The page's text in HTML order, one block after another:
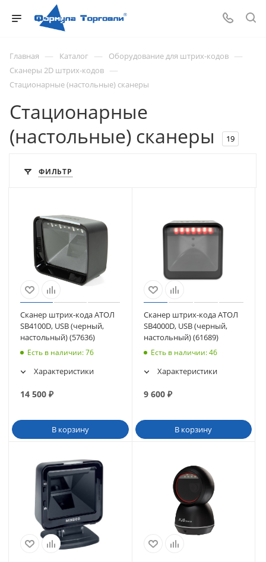
Главная — Каталог — Оборудование для штрих-кодов —
Сканеры 2D штрих-кодов —
Стационарные (настольные) сканеры
Стационарные
(настольные) сканеры
19
ФИЛЬТР
Сканер штрих-кода АТОЛ
SB4100D, USB (черный,
настольный) (57636)
Есть в наличии: 76
Характеристики
14 500 ₽
В корзину
Сканер штрих-кода АТОЛ
SB4000D, USB (черный,
настольный) (61689)
Есть в наличии: 46
Характеристики
9 600₽
В корзину